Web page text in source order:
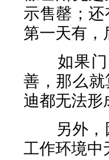
示售罄；
第一天有
如果门
善，那么
迪都无法形
另外，因
工作环境中